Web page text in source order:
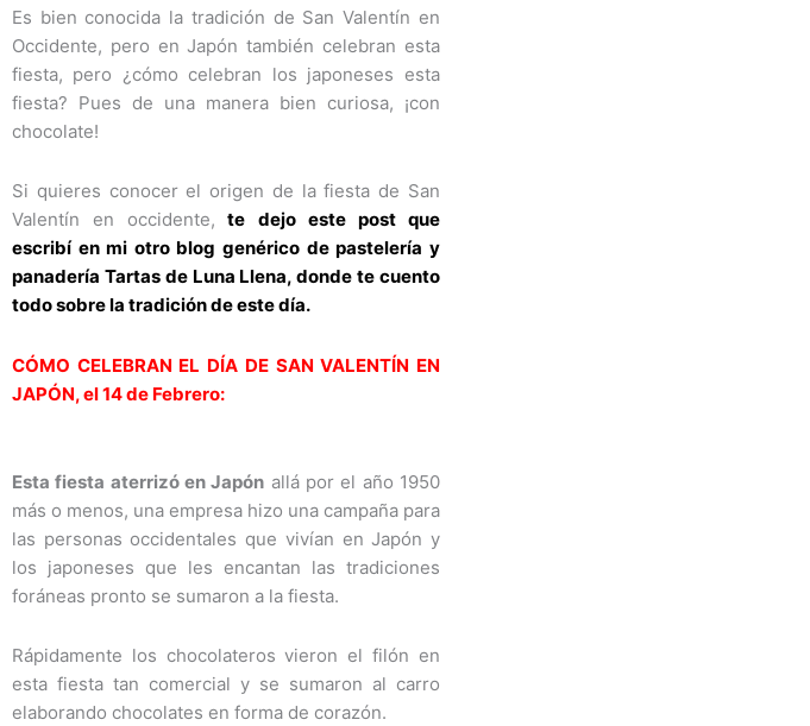
Es bien conocida la tradición de San Valentín en
Occidente, pero en Japón también celebran esta
fiesta, pero ¿cómo celebran los japoneses esta
fiesta? Pues de una manera bien curiosa, ¡con
chocolate!
Si quieres conocer el origen de la fiesta de San
Valentín en occidente, te dejo este post que
escribí en mi otro blog genérico de pastelería y
panadería Tartas de Luna Llena, donde te cuento
todo sobre la tradición de este día.
CÓMO CELEBRAN EL DÍA DE SAN VALENTÍN EN
JAPÓN, el 14 de Febrero:
Esta fiesta aterrizó en Japón allá por el año 1950
más o menos, una empresa hizo una campaña para
las personas occidentales que vivían en Japón y
los japoneses que les encantan las tradiciones
foráneas pronto se sumaron a la fiesta.
Rápidamente los chocolateros vieron el filón en
esta fiesta tan comercial y se sumaron al carro
elaborando chocolates en forma de corazón.